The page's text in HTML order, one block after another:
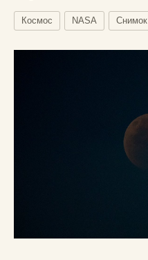
Космос NASA Снимок